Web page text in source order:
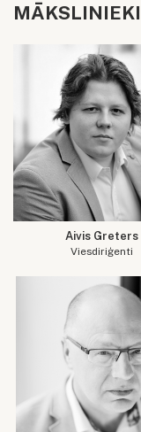
MĀKSLINIEKI
Aivis Greters
Viesdiriģenti